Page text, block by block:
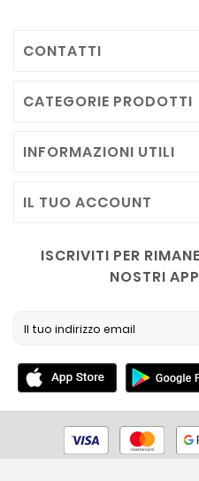
CONTATTI
CATEGORIE PRODOTTI
INFORMAZIONI UTILI
IL TUO ACCOUNT
ISCRIVITI PER
NOSTRI